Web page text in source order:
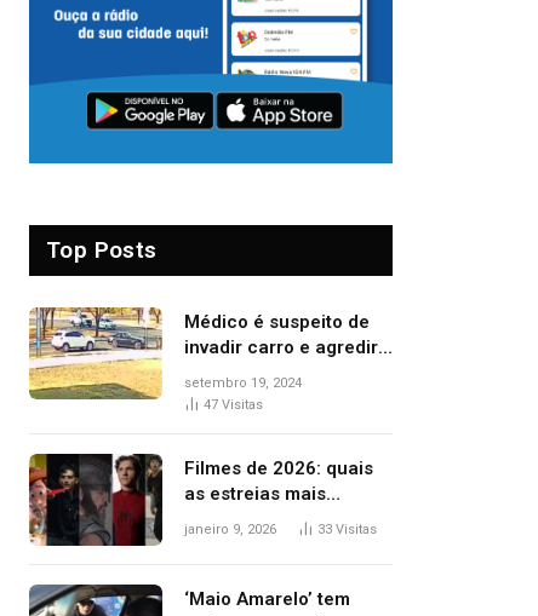
Top Posts
Médico é suspeito de
invadir carro e agredir
delegado aposentado
durante confusão no
setembro 19, 2024
47 Visitas
Filmes de 2026: quais
as estreias mais
aguardadas do ano?
janeiro 9, 2026 33 Visitas
‘Maio Amarelo’ tem